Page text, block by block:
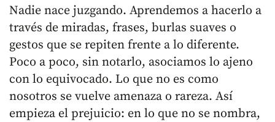
Nadie nace juzgando. Aprendemos a hacerlo a
través de miradas, frases, burlas suaves o
gestos que se repiten frente a lo diferente.
Poco a poco, sin notarlo, asociamos lo ajeno
con lo equivocado. Lo que no es como
nosotros se vuelve amenaza o rareza. Así
empieza el prejuicio: en lo que no se nombra,